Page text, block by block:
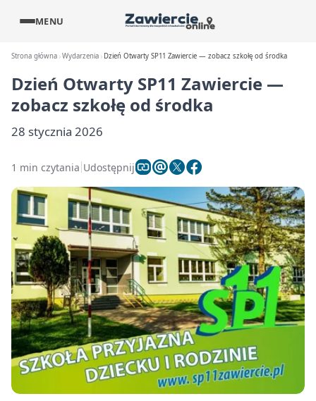
MENU
Strona główna Wydarzenia Dzień Otwarty SP11 Zawiercie — zobacz szkołę od środka
Dzień Otwarty SP11 Zawiercie —
zobacz szkołę od środka
28 stycznia 2026
1 min czytania Udostępnij